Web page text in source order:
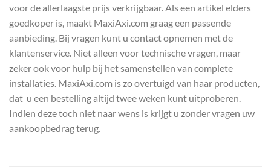
voor de allerlaagste prijs verkrijgbaar. Als een artikel elders
goedkoper is, maakt MaxiAxi.com graag een passende
aanbieding. Bij vragen kunt u contact opnemen met de
klantenservice. Niet alleen voor technische vragen, maar
zeker ook voor hulp bij het samenstellen van complete
installaties. MaxiAxi.com is zo overtuigd van haar producten,
dat u een bestelling altijd twee weken kunt uitproberen.
Indien deze toch niet naar wens is krijgt u zonder vragen uw
aankoopbedrag terug.